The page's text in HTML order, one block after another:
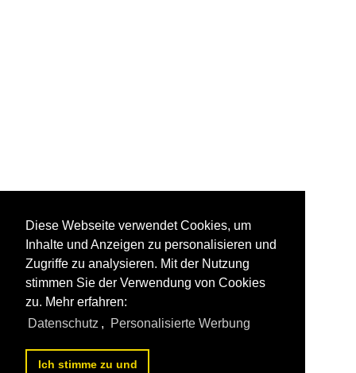
Diese Webseite verwendet Cookies, um
Inhalte und Anzeigen zu personalisieren und
Zugriffe zu analysieren. Mit der Nutzung
stimmen Sie der Verwendung von Cookies
zu. Mehr erfahren:
Datenschutz , Personalisierte Werbung
Ich stimme zu und